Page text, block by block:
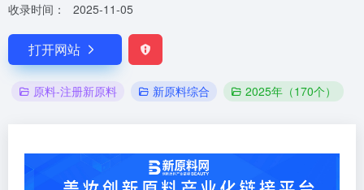
收录时间： 2025-11-05
打开网站
原料-注册新原料 新原料综合 2025年（170个）